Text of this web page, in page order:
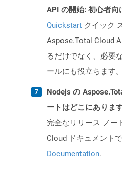
API の開始: 初心者向
Quickstart クイック
Aspose.Total Cloud
るだけでなく、必要
ールにも役立ちます。
Nodejs の
ートはどこにありま
完全なリリース ノー
Cloud ドキュメント
Documentation.